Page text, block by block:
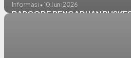
Informasi • 10 Juni 2026
BARCODE PENGADUAN